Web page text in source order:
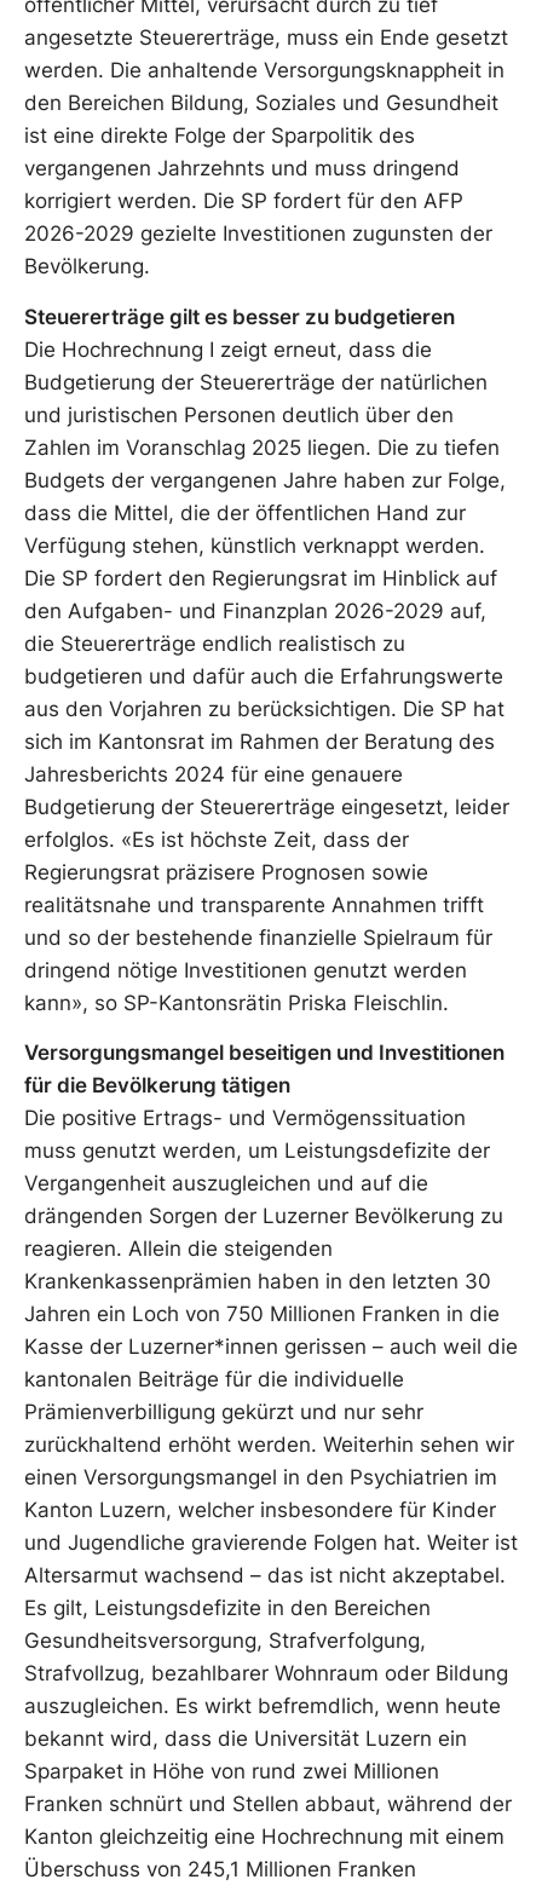
öffentlicher Mittel, verursacht durch zu tief
angesetzte Steuererträge, muss ein Ende gesetzt
werden. Die anhaltende Versorgungsknappheit in
den Bereichen Bildung, Soziales und Gesundheit
ist eine direkte Folge der Sparpolitik des
vergangenen Jahrzehnts und muss dringend
korrigiert werden. Die SP fordert für den AFP
2026-2029 gezielte Investitionen zugunsten der
Bevölkerung.
Steuererträge gilt es besser zu budgetieren
Die Hochrechnung I zeigt erneut, dass die
Budgetierung der Steuererträge der natürlichen
und juristischen Personen deutlich über den
Zahlen im Voranschlag 2025 liegen. Die zu tiefen
Budgets der vergangenen Jahre haben zur Folge,
dass die Mittel, die der öffentlichen Hand zur
Verfügung stehen, künstlich verknappt werden.
Die SP fordert den Regierungsrat im Hinblick auf
den Aufgaben- und Finanzplan 2026-2029 auf,
die Steuererträge endlich realistisch zu
budgetieren und dafür auch die Erfahrungswerte
aus den Vorjahren zu berücksichtigen. Die SP hat
sich im Kantonsrat im Rahmen der Beratung des
Jahresberichts 2024 für eine genauere
Budgetierung der Steuererträge eingesetzt, leider
erfolglos. «Es ist höchste Zeit, dass der
Regierungsrat präzisere Prognosen sowie
realitätsnahe und transparente Annahmen trifft
und so der bestehende finanzielle Spielraum für
dringend nötige Investitionen genutzt werden
kann», so SP-Kantonsrätin Priska Fleischlin.
Versorgungsmangel beseitigen und Investitionen
für die Bevölkerung tätigen
Die positive Ertrags- und Vermögenssituation
muss genutzt werden, um Leistungsdefizite der
Vergangenheit auszugleichen und auf die
drängenden Sorgen der Luzerner Bevölkerung zu
reagieren. Allein die steigenden
Krankenkassenprämien haben in den letzten 30
Jahren ein Loch von 750 Millionen Franken in die
Kasse der Luzerner*innen gerissen – auch weil die
kantonalen Beiträge für die individuelle
Prämienverbilligung gekürzt und nur sehr
zurückhaltend erhöht werden. Weiterhin sehen wir
einen Versorgungsmangel in den Psychiatrien im
Kanton Luzern, welcher insbesondere für Kinder
und Jugendliche gravierende Folgen hat. Weiter ist
Altersarmut wachsend – das ist nicht akzeptabel.
Es gilt, Leistungsdefizite in den Bereichen
Gesundheitsversorgung, Strafverfolgung,
Strafvollzug, bezahlbarer Wohnraum oder Bildung
auszugleichen. Es wirkt befremdlich, wenn heute
bekannt wird, dass die Universität Luzern ein
Sparpaket in Höhe von rund zwei Millionen
Franken schnürt und Stellen abbaut, während der
Kanton gleichzeitig eine Hochrechnung mit einem
Überschuss von 245,1 Millionen Franken